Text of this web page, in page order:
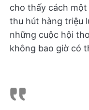
cho thấy cách
thu hút hàng triệu
những cuộc hội
không bao giờ có